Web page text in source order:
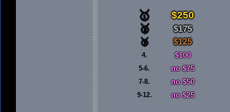
🥇 $250
🥈 $175
🥉 $125
4. $100
5-6. по $75
7-8. по $50
9-12. по $25